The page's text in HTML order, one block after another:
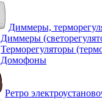
Диммеры,
Диммеры
Терморегуляторы
Домофоны
Ретро